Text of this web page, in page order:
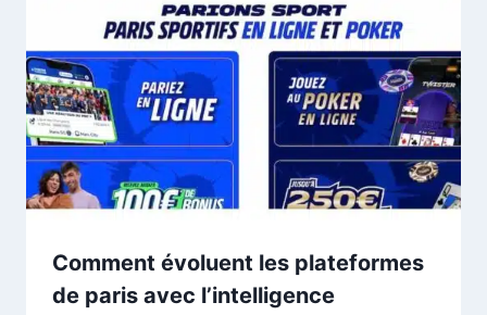
Comment évoluent les plateformes
de paris avec l’intelligence